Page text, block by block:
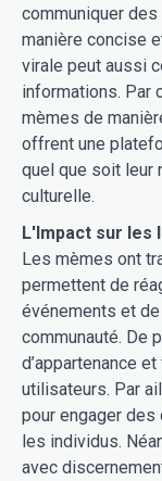
communiquer
manière concise
virale peut aussi
informations. Par
mèmes de
offrent une
quel que soit leur
culturelle.
L'Impact sur les
Les mèmes ont
permettent de
événements et
communauté. De
d’appartenance
utilisateurs. Par
pour engager
les individus.
avec